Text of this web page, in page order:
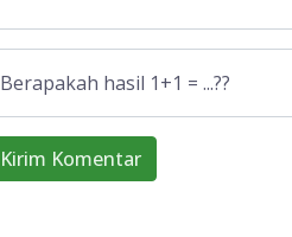
Berapakah hasil 1+1 = ...??
Kirim Komentar